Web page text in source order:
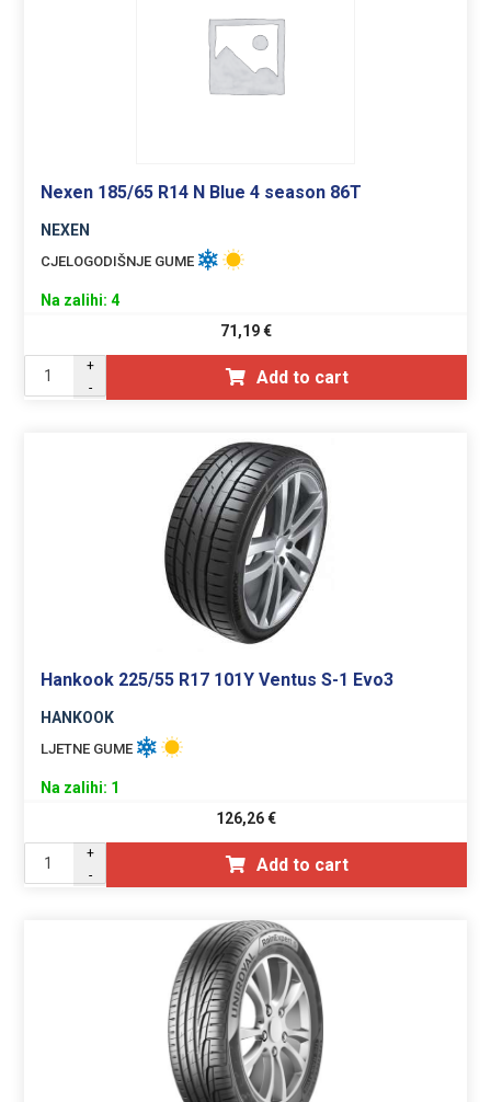
Nexen 185/65 R14 N Blue 4 season 86T
NEXEN
CJELOGODIŠNJE GUME
Na zalihi: 4
71,19€
+
-
Add to cart
Hankook 225/55 R17 101Y Ventus S-1 Evo3
HANKOOK
LJETNE GUME
Na zalihi: 1
126,26€
+
-
Add to cart